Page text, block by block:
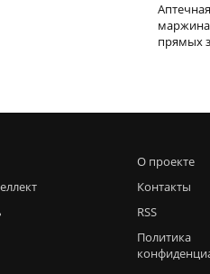
прямых
О проекте
Контакты
RSS
Политика